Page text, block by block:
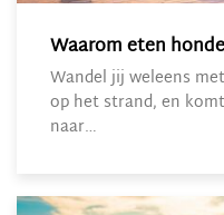
Waarom eten
Wandel jij weleens
op het strand, en
naar…